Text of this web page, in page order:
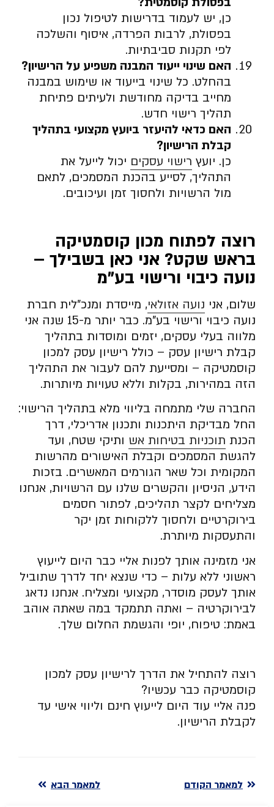
כן, יש לעמוד בדרישות לטיפול נכון
בפסולת, לרבות הפרדה, איסוף והשלכה
לפי תקנות סביבתיות.
האם שינוי ייעוד המבנה משפיע על הרישיון?
בהחלט. כל שינוי בייעוד או שימוש במבנה
מחייב בדיקה מחודשת ולעיתים פתיחת
תהליך רישוי חדש.
האם כדאי להיעזר ביועץ מקצועי בתהליך
קבלת הרישיון?
כן. יועץ רישוי עסקים יכול לייעל את
התהליך, לסייע בהכנת המסמכים, לתאם
מול הרשויות ולחסוך זמן ועיכובים.
רוצה לפתוח מכון קוסמטיקה
בראש שקט? אני כאן בשבילך –
נועה כיבוי ורישוי בע”מ
שלום, אני נועה אזולאי, מייסדת ומנכ”לית חברת
נועה כיבוי ורישוי בע”מ. כבר יותר מ-15 שנה אני
מלווה בעלי עסקים, יזמים ומוסדות בתהליך
קבלת רישיון עסק – כולל רישיון עסק למכון
קוסמטיקה – ומסייעת להם לעבור את התהליך
הזה במהירות, בקלות וללא טעויות מיותרות.
החברה שלי מתמחה בליווי מלא בתהליך הרישוי:
החל מבדיקת היתכנות ותכנון אדריכלי, דרך
הכנת תוכניות בטיחות אש ותיקי שטח, ועד
להגשת המסמכים וקבלת האישורים מהרשות
המקומית וכל שאר הגורמים המאשרים. בזכות
הידע, הניסיון והקשרים שלנו עם הרשויות, אנחנו
מצליחים לקצר תהליכים, לפתור חסמים
בירוקרטיים ולחסוך ללקוחות זמן יקר
והתעסקות מיותרת.
אני מזמינה אותך לפנות אליי כבר היום לייעוץ
ראשוני ללא עלות – כדי שנצא יחד לדרך שתוביל
אותך לעסק מוסדר, מקצועי ומצליח. אנחנו נדאג
לבירוקרטיה – ואתה תתמקד במה שאתה אוהב
באמת: טיפוח, יופי והגשמת החלום שלך.
רוצה להתחיל את הדרך לרישיון עסק למכון
קוסמטיקה כבר עכשיו?
פנה אליי עוד היום לייעוץ חינם וליווי אישי עד
לקבלת הרישיון.
למאמר הקודם למאמר הבא